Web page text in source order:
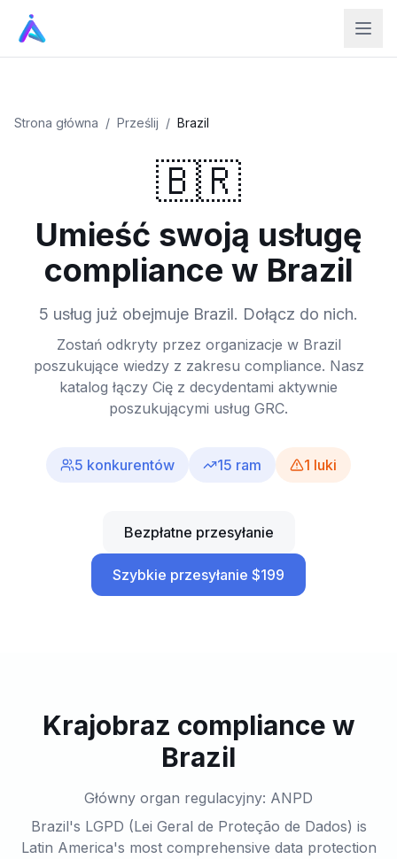
Strona główna / Prześlij / Brazil
🇧🇷
Umieść swoją usługę
compliance w Brazil
5 usług już obejmuje Brazil. Dołącz do nich.
Zostań odkryty przez organizacje w Brazil
poszukujące wiedzy z zakresu compliance. Nasz
katalog łączy Cię z decydentami aktywnie
poszukującymi usług GRC.
5 konkurentów 15 ram 1 luki
Bezpłatne przesyłanie
Szybkie przesyłanie $199
Krajobraz compliance w
Brazil
Główny organ regulacyjny: ANPD
Brazil's LGPD (Lei Geral de Proteção de Dados) is
Latin America's most comprehensive data protection